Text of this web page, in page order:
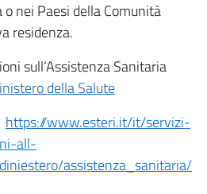
nei Paesi della Comunità
residenza.
sull’Assistenza Sanitaria
della Salute
https://www.esteri.it/it/servizi-
all-
assistenza_sanitaria/